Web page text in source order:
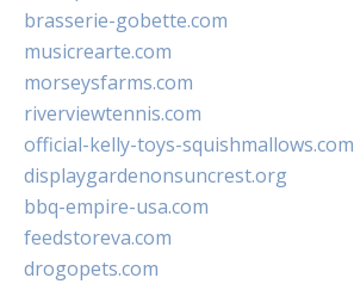
brasserie-gobette.com
musicrearte.com
morseysfarms.com
riverviewtennis.com
official-kelly-toys-squishmallows.com
displaygardenonsuncrest.org
bbq-empire-usa.com
feedstoreva.com
drogopets.com